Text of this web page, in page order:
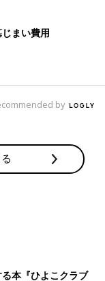
まい費用
by
本『ひよこクラブ